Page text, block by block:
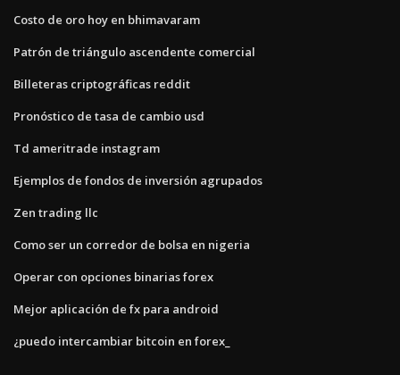
Costo de oro hoy en bhimavaram
Patrón de triángulo ascendente comercial
Billeteras criptográficas reddit
Pronóstico de tasa de cambio usd
Td ameritrade instagram
Ejemplos de fondos de inversión agrupados
Zen trading llc
Como ser un corredor de bolsa en nigeria
Operar con opciones binarias forex
Mejor aplicación de fx para android
¿puedo intercambiar bitcoin en forex_